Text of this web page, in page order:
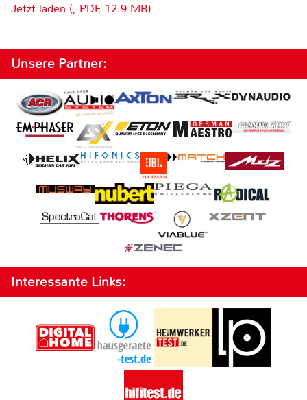
Jetzt laden (, PDF, 12.9 MB)
Unsere Partner:
Interessante Links: